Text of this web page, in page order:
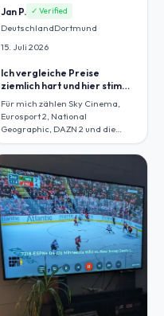
Jan P. ✓ Verified
DeutschlandDortmund
15. Juli 2026
Ich vergleiche Preise
ziemlich hart und hier stimmt
das Paket.
Für mich zählen Sky Cinema,
Eurosport 2, National
Geographic, DAZN 2 und die
große Serienauswahl, und genau
das kostet mich hier weniger als
mein alter Mix aus Einzelabos.